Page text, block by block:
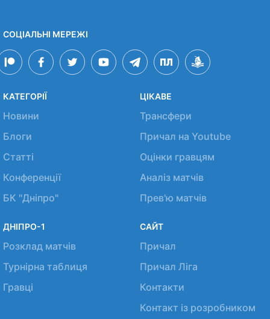
СОЦІАЛЬНІ МЕРЕЖІ
КАТЕГОРІЇ
Новини
Блоги
Статті
Конференції
БК "Дніпро"
ЦІКАВЕ
Трансфери
Причал на Youtube
Оцінки гравцям
Аналіз матчів
Прев'ю матчів
ДНІПРО-1
Розклад матчів
Турнірна таблиця
Гравці
САЙТ
Причал
Причал Ліга
Контакти
Контакт із розробником